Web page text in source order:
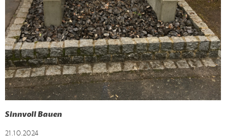
Sinnvoll Bauen
21.10.2024